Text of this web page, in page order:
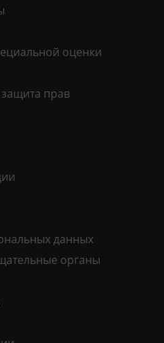
оценки
прав
данных
органы